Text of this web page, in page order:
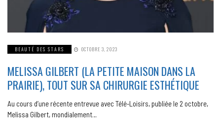
BEAUTÉ DES STARS OCTOBRE 3, 2023
MELISSA GILBERT (LA PETITE MAISON DANS LA
PRAIRIE), TOUT SUR SA CHIRURGIE ESTHÉTIQUE
Au cours d’une récente entrevue avec Télé-Loisirs, publiée le 2 octobre,
Melissa Gilbert, mondialement…